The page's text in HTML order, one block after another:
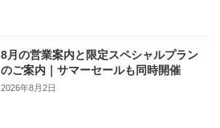
8月の営業案内と限定スペシャルプラン
のご案内｜サマーセールも同時開催
2026年8月2日